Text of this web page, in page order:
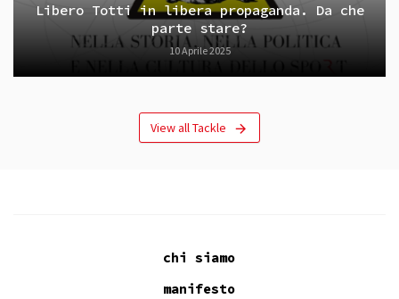
Libero Totti in libera propaganda. Da che
parte stare?
10 Aprile 2025
View all Tackle
chi siamo
manifesto